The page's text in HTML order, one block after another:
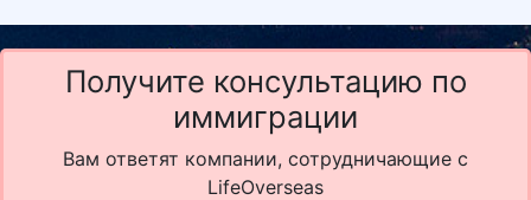
Получите консультацию по
иммиграции
Вам ответят компании, сотрудничающие с
LifeOverseas